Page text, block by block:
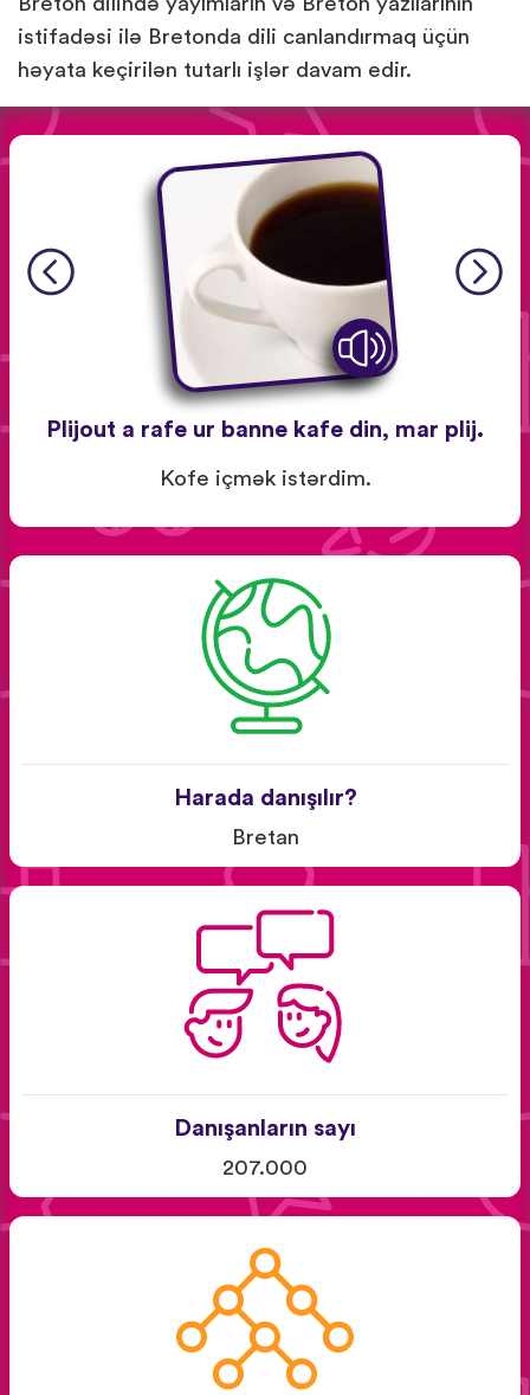
istifadəsi ilə Bretonda dili canlandırmaq üçün
həyata keçirilən tutarlı işlər davam edir.
Plijout a rafe ur banne kafe din, mar plij.
Kofe içmək istərdim.
Harada danışılır?
Bretan
Danışanların sayı
207.000